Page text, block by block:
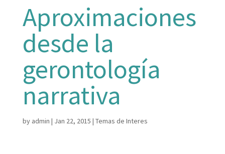
Aproximaciones
desde la
gerontología
narrativa
by admin | Jan 22, 2015 | Temas de Interes